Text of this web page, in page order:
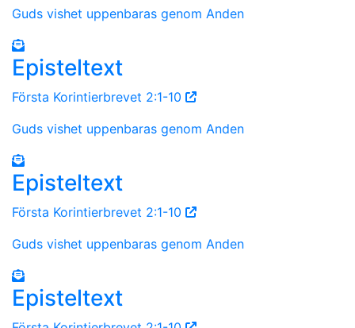
Guds vishet uppenbaras genom Anden
Episteltext
Första Korintierbrevet 2:1-10
Guds vishet uppenbaras genom Anden
Episteltext
Första Korintierbrevet 2:1-10
Guds vishet uppenbaras genom Anden
Episteltext